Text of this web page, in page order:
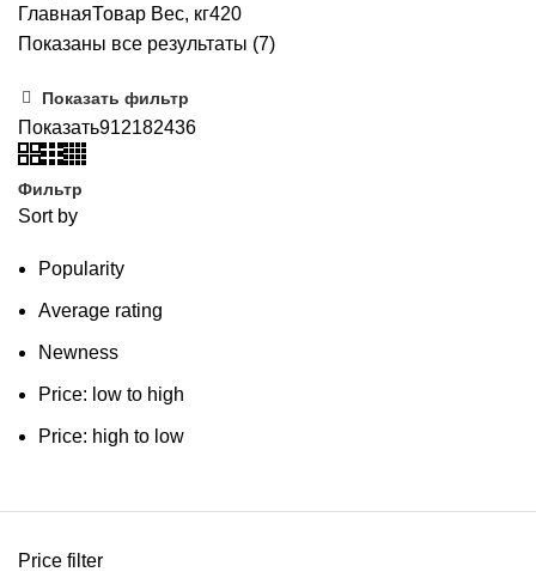
ГлавнаяТовар Вес, кг420
Показаны все результаты (7)Цены:
Показать фильтр
Показать912182436
Фильтр
Sort by
Popularity
Average rating
Newness
Price: low to high
Price: high to low
Price filter